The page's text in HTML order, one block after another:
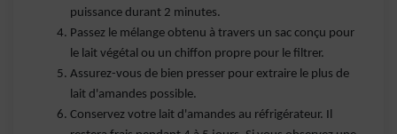
puissance durant 2 minutes.
Passez le mélange obtenu à travers un sac conçu pour
le lait végétal ou un chiffon propre pour le filtrer.
Assurez-vous de bien presser pour extraire le plus de
lait d'amandes possible.
Conservez votre lait d'amandes au réfrigérateur. Il